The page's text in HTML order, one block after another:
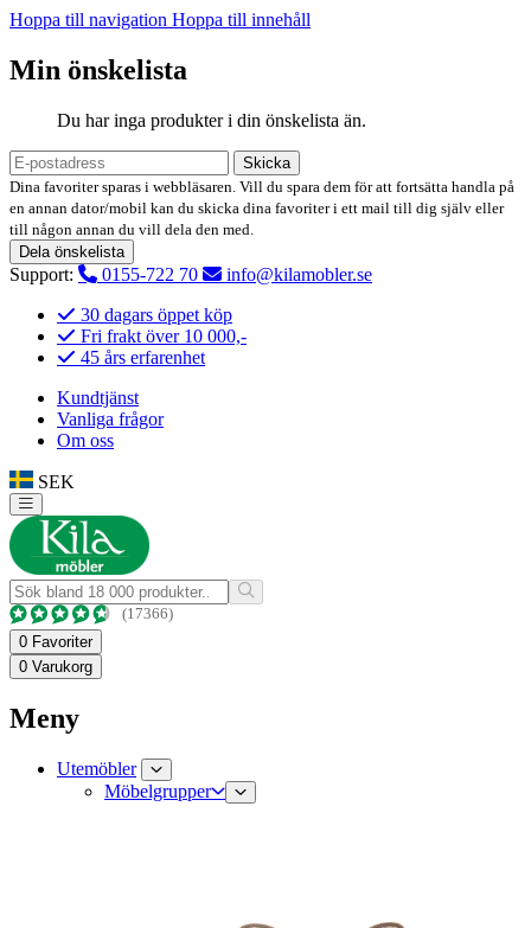
Hoppa till navigation Hoppa till innehåll
Min önskelista
Du har inga produkter i din önskelista än.
Skicka
Dina favoriter sparas i webbläsaren. Vill du spara dem för att fortsätta handla på
en annan dator/mobil kan du skicka dina favoriter i ett mail till dig själv eller
till någon annan du vill dela den med.
Dela önskelista
Support: 0155-722 70
info@kilamobler.se
30 dagars öppet köp
Fri frakt över 10 000,-
45 års erfarenhet
Kundtjänst
Vanliga frågor
Om oss
SEK
(17366)
0 Favoriter
0 Varukorg
Meny
Utemöbler
Möbelgrupper